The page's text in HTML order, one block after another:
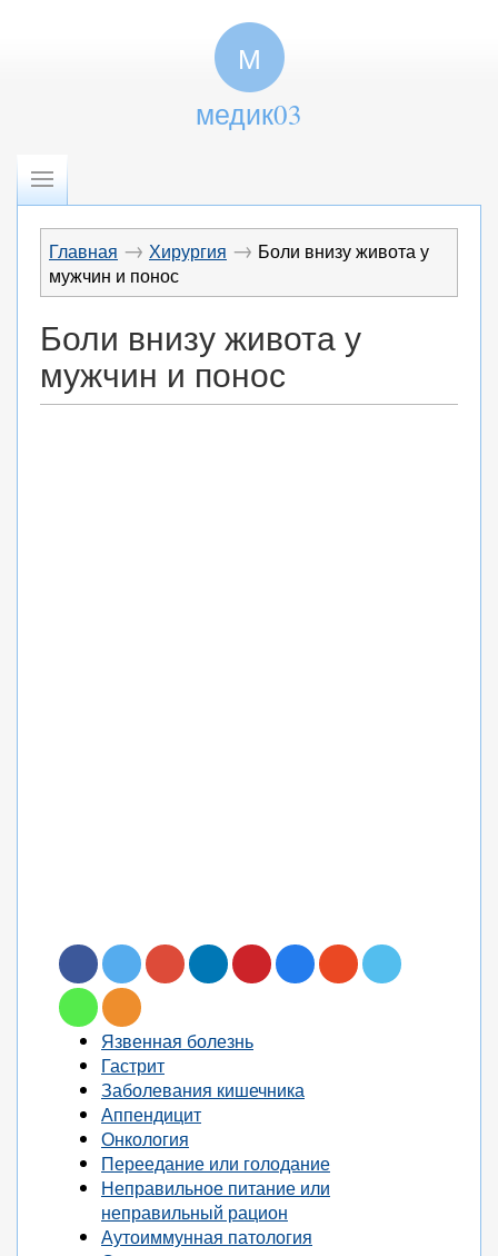
М
медик03
Главная → Хирургия → Боли внизу живота у
мужчин и понос
Боли внизу живота у
мужчин и понос
Язвенная болезнь
Гастрит
Заболевания кишечника
Аппендицит
Онкология
Переедание или голодание
Неправильное питание или
неправильный рацион
Аутоиммунная патология